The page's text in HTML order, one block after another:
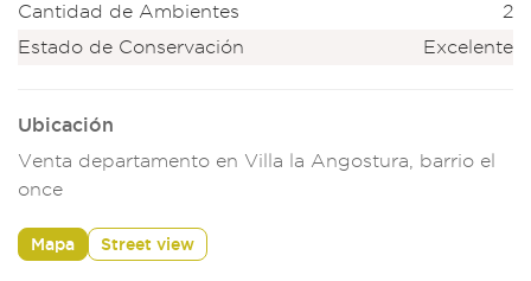
Cantidad de Ambientes
2
Estado de Conservación
Excelente
Ubicación
Venta departamento en Villa la Angostura, barrio el
once
Mapa Street view